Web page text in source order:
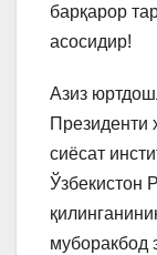
барқарор
асосидир!
Азиз
Президенти
сиёсат
Ўзбекистон
муборакбод